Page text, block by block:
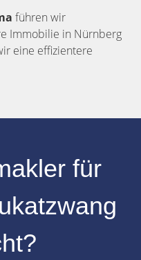
führen wir
Immobilie in Nürnberg
eine effizientere
für